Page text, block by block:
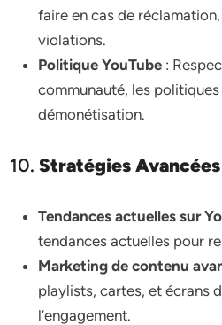
faire en cas de
violations.
Politique YouTube :
communauté, les
démonétisation.
10.Stratégies
Tendances actuelles sur
tendances actuelles pour
Marketing de contenu
playlists, cartes, et écrans
l’engagement.